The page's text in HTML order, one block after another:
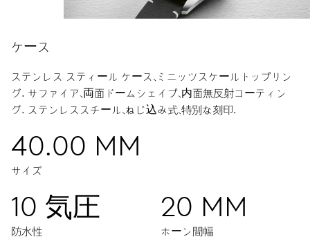
ケース
ステンレス スティール ケース、ミニッツスケールトップリン
グ. サファイア、両面ドームシェイプ、内面無反射コーティン
グ. ステンレススチール、ねじ込み式、特別な刻印.
40.00 MM
サイズ
10 気圧
防水性
20 MM
ホーン間幅